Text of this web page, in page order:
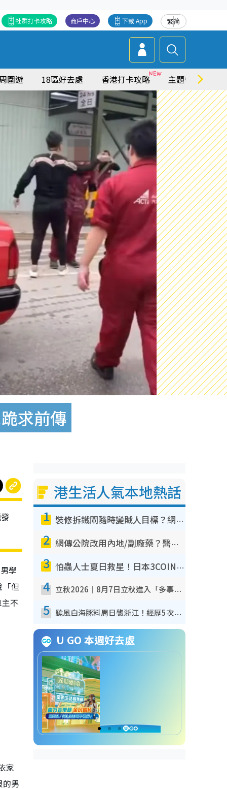
繁简
下載 App
商戶中心
社群打卡攻略
圍遊 18區好去處 香港打卡攻略 主題特集
求前傳
學
但
不
家
男
港生活人氣本地熱話
1 裝修拆鐵閘隨時變賊人目標？網民揭2大關鍵用途：裝新式等於白裝？附新舊鐵閘分別
2 網傳公院改用內地/副廠藥？醫生拆解正副廠分別 揭4類人換藥隨時出事
3 怕蟲人士夏日救星！日本3COINS爆紅驅蟲神器$45起 1招「全程免觸碰」輕鬆搞定小強
4 立秋2026｜8月7日立秋進入「多事之秋」 3件事唔做得！專家教6招開運 清枱頭／銀包納氣接好運
5 颱風白海豚料周日襲浙江！經歷5次「眼牆置換」極罕見 成登陸內地最長途颱風
U GO 本週好去處